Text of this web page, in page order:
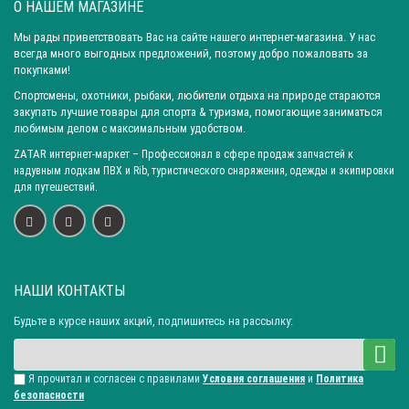
клея, можно усилить, используя отвердитель Десмодур.
Особенно актуален он в тех случаях, когда склеиваемые
температур или воды. Если вам нужна усиленная прочность
при склеивании, то полиуретановый клей отвердитель просто
незаменим. С помощью сочетания данного отвердителя с
клеем можно надёжно соединять не только ПВХ и резину, но
также ткани, кожу и другие материалы.
Применение отвердителя не требует особых навыков.
смешивается Десмодур. Он не представляет особой опасности
Что представляет собой
О НАШЕМ МАГАЗИНЕ
Мы рады приветствовать Вас на сайте нашего интернет-магазина. У нас
всегда много выгодных предложений, поэтому добро пожаловать за
покупками!
Спортсмены, охотники, рыбаки, любители отдыха на природе стараются
закупать лучшие товары для спорта & туризма, помогающие заниматься
любимым делом с максимальным удобством.
ZATAR интернет-маркет – Профессионал в сфере продаж запчастей к
надувным лодкам ПВХ и Rib, туристического снаряжения, одежды и экипировки
для путешествий.
НАШИ КОНТАКТЫ
Будьте в курсе наших акций, подпишитесь на рассылку:
Я прочитал и согласен с правилами Условия соглашения и Политика
безопасности